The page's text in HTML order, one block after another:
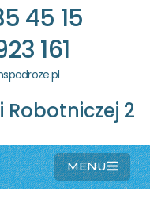
45 15
161
Robotniczej 2
MENU